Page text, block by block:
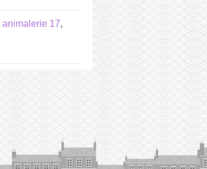
animalerie 17,